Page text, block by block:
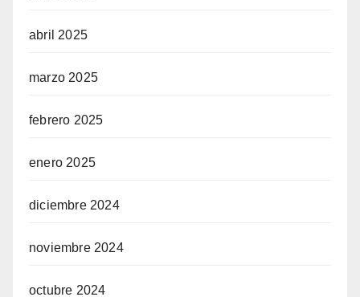
abril 2025
marzo 2025
febrero 2025
enero 2025
diciembre 2024
noviembre 2024
octubre 2024